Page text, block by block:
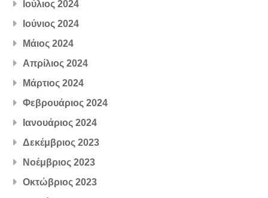
Ιούλιος 2024
Ιούνιος 2024
Μάιος 2024
Απρίλιος 2024
Μάρτιος 2024
Φεβρουάριος 2024
Ιανουάριος 2024
Δεκέμβριος 2023
Νοέμβριος 2023
Οκτώβριος 2023